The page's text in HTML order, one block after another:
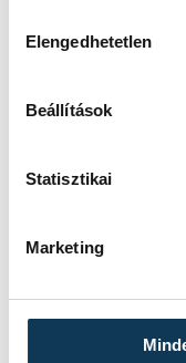
Elengedhetetlen
Beállítások
Statisztikai
Marketing